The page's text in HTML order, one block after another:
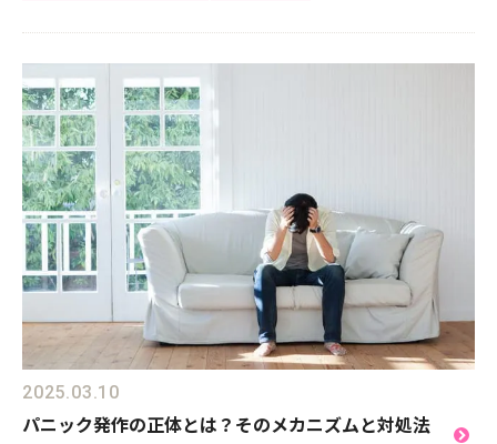
2025.03.10
パニック発作の正体とは？そのメカニズムと対処法